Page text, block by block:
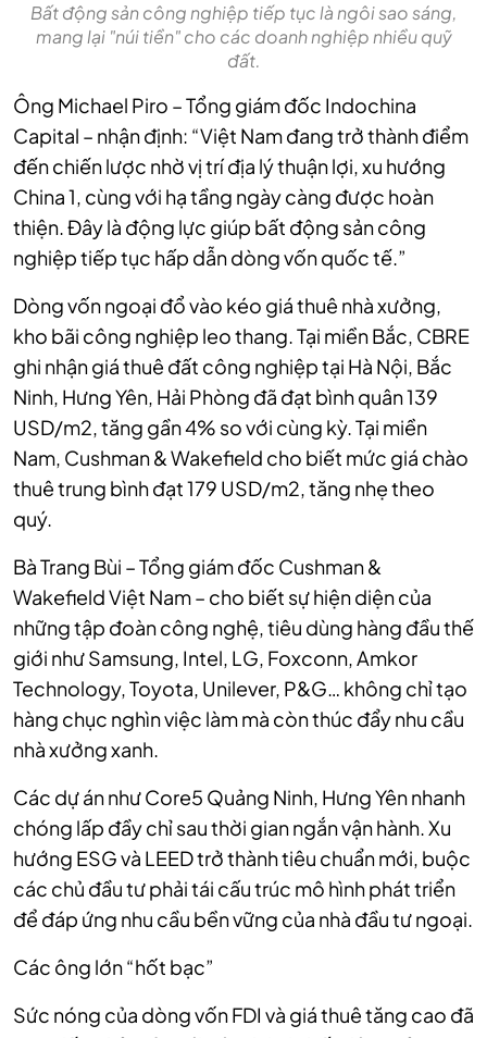
Bất động sản công nghiệp tiếp tục là ngôi sao sáng,
mang lại "núi tiền" cho các doanh nghiệp nhiều quỹ
đất.
Ông Michael Piro – Tổng giám đốc Indochina
Capital – nhận định: “Việt Nam đang trở thành điểm
đến chiến lược nhờ vị trí địa lý thuận lợi, xu hướng
China 1, cùng với hạ tầng ngày càng được hoàn
thiện. Đây là động lực giúp bất động sản công
nghiệp tiếp tục hấp dẫn dòng vốn quốc tế.”
Dòng vốn ngoại đổ vào kéo giá thuê nhà xưởng,
kho bãi công nghiệp leo thang. Tại miền Bắc, CBRE
ghi nhận giá thuê đất công nghiệp tại Hà Nội, Bắc
Ninh, Hưng Yên, Hải Phòng đã đạt bình quân 139
USD/m2, tăng gần 4% so với cùng kỳ. Tại miền
Nam, Cushman & Wakefield cho biết mức giá chào
thuê trung bình đạt 179 USD/m2, tăng nhẹ theo
quý.
Bà Trang Bùi – Tổng giám đốc Cushman &
Wakefield Việt Nam – cho biết sự hiện diện của
những tập đoàn công nghệ, tiêu dùng hàng đầu thế
giới như Samsung, Intel, LG, Foxconn, Amkor
Technology, Toyota, Unilever, P&G… không chỉ tạo
hàng chục nghìn việc làm mà còn thúc đẩy nhu cầu
nhà xưởng xanh.
Các dự án như Core5 Quảng Ninh, Hưng Yên nhanh
chóng lấp đầy chỉ sau thời gian ngắn vận hành. Xu
hướng ESG và LEED trở thành tiêu chuẩn mới, buộc
các chủ đầu tư phải tái cấu trúc mô hình phát triển
để đáp ứng nhu cầu bền vững của nhà đầu tư ngoại.
Các ông lớn “hốt bạc”
Sức nóng của dòng vốn FDI và giá thuê tăng cao đã